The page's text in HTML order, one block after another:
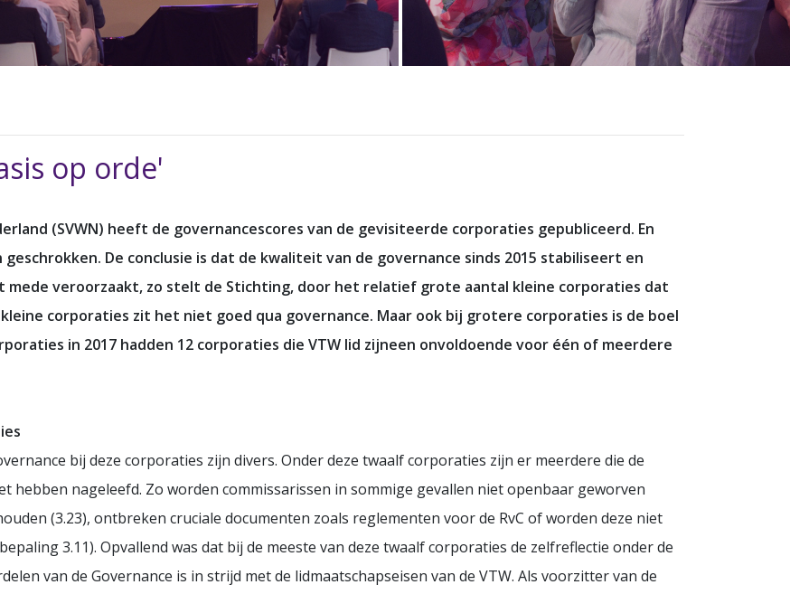
op orde'
(SVWN) heeft de governancescores van de gevisiteerde corporaties gepubliceerd. En
De conclusie is dat de kwaliteit van de governance sinds 2015 stabiliseert en
mede veroorzaakt, zo stelt de Stichting, door het relatief grote aantal kleine corporaties dat
corporaties zit het niet goed qua governance. Maar ook bij grotere corporaties is de boel
in 2017 hadden 12 corporaties die VTW lid zijneen onvoldoende voor één of meerdere
bij deze corporaties zijn divers. Onder deze twaalf corporaties zijn er meerdere die de
hebben nageleefd. Zo worden commissarissen in sommige gevallen niet openbaar geworven
(3.23), ontbreken cruciale documenten zoals reglementen voor de RvC of worden deze niet
3.11). Opvallend was dat bij de meeste van deze twaalf corporaties de zelfreflectie onder de
van de Governance is in strijd met de lidmaatschapseisen van de VTW. Als voorzitter van de